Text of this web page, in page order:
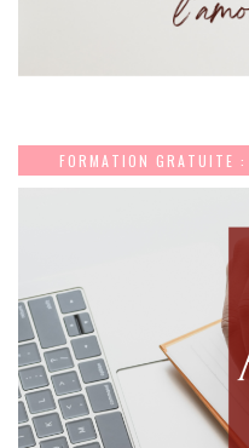
FORMATION GRATUITE